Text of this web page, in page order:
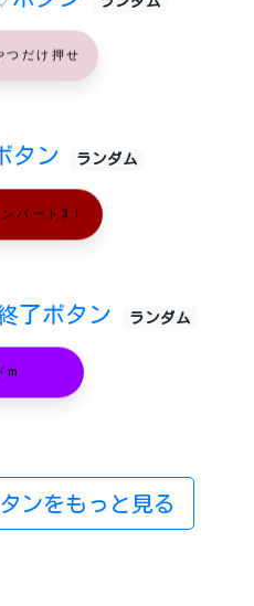
つだけ押せ
タン ランダム
パート3！
了ボタン ランダム
m
ンをもっと見る